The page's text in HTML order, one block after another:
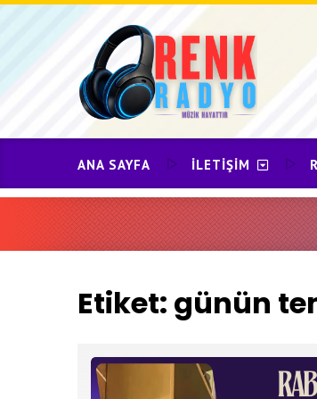
Skip
content
ANA SAYFA İLETIŞIM
Etiket: günün